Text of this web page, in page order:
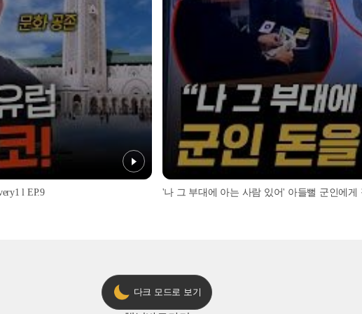
l EP.9 '나 그 부대에 아는 사람 있어' 아들뻘 군인에게
다크 모드로 보기